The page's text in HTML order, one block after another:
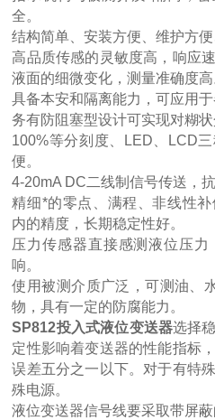
全。
结构简单、安装方便、维护方
高品质传感的灵敏度高，响应
液面的细微变化，测量准确度高
具备本安和隔离能力，可应用于
务有防阻塞型设计可实现对糊状
100%等分刻度、LED、LCD
便。
4-20mA DC二线制信号传送，
精细*的零点、满程、非线性
内的精度，长期稳定性好。
压力传感器直接感测液位压
响。
使用被测介质广泛，可测油、
物，具有一定的防腐能力。
SP812投入式液位变送器选择
定性影响着变送器的性能指标
误差五分之一以下。对于有特
殊电源。
液位变送器信号线要采取带屏